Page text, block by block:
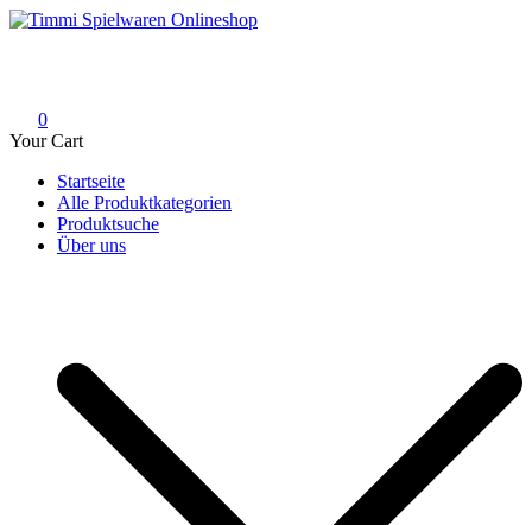
Skip
0
Your Cart
Startseite
Alle Produktkategorien
Produktsuche
Über uns